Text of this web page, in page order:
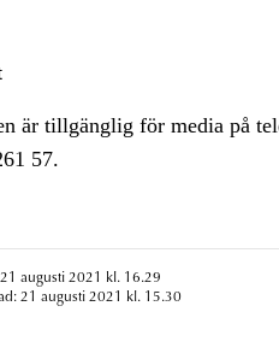
är tillgänglig för media på
57.
augusti 2021 kl. 16.29
21 augusti 2021 kl. 15.30